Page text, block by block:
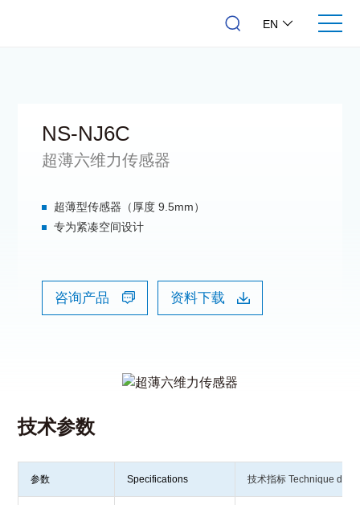
EN
NS-NJ6C
超薄六维力传感器
超薄型传感器（厚度 9.5mm）
专为紧凑空间设计
咨询产品 资料下载
技术参数
参数 Specifications 技术指标 Technique data